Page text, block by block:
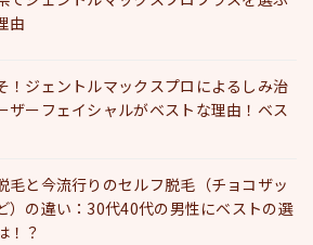
由
！ジェントルマックスプロによるしみ治
ザーフェイシャルがベストな理由！ベス
毛と今流行りのセルフ脱毛（チョコザッ
）の違い：30代40代の男性にベストの選
！？